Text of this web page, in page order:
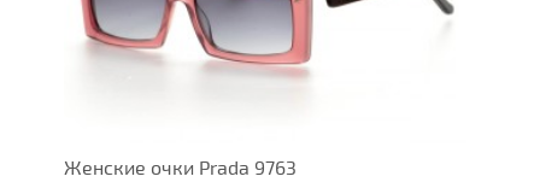
Женские очки Prada 9763